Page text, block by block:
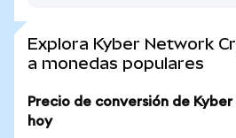
Explora Kyber Network
a monedas populares
Precio de conversión de
hoy